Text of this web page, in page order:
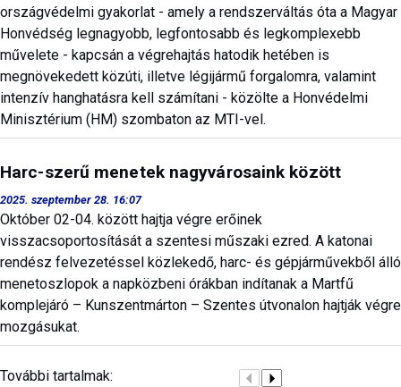
országvédelmi gyakorlat - amely a rendszerváltás óta a Magyar
Honvédség legnagyobb, legfontosabb és legkomplexebb
művelete - kapcsán a végrehajtás hatodik hetében is
megnövekedett közúti, illetve légijármű forgalomra, valamint
intenzív hanghatásra kell számítani - közölte a Honvédelmi
Minisztérium (HM) szombaton az MTI-vel.
Harc-szerű menetek nagyvárosaink között
2025. szeptember 28. 16:07
Október 02-04. között hajtja végre erőinek
visszacsoportosítását a szentesi műszaki ezred. A katonai
rendész felvezetéssel közlekedő, harc- és gépjárművekből álló
menetoszlopok a napközbeni órákban indítanak a Martfű
komplejáró – Kunszentmárton – Szentes útvonalon hajtják végre
mozgásukat.
További tartalmak: